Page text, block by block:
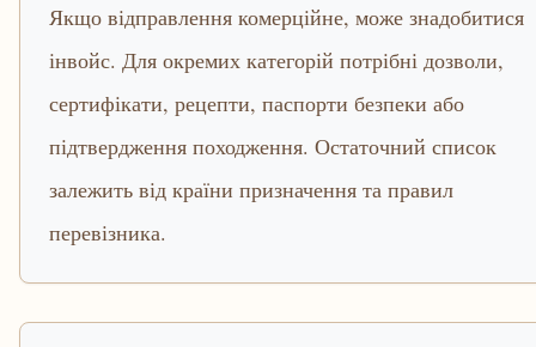
Якщо відправлення комерційне, може знадобитися
інвойс. Для окремих категорій потрібні дозволи,
сертифікати, рецепти, паспорти безпеки або
підтвердження походження. Остаточний список
залежить від країни призначення та правил
перевізника.